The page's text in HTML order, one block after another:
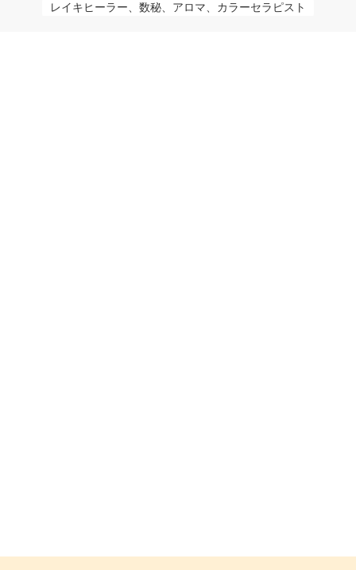
レイキヒーラー、数秘、アロマ、カラーセラピスト